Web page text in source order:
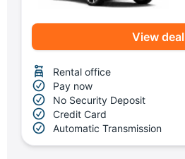
View deal
Rental office
Pay now
No Security Deposit
Credit Card
Automatic Transmission